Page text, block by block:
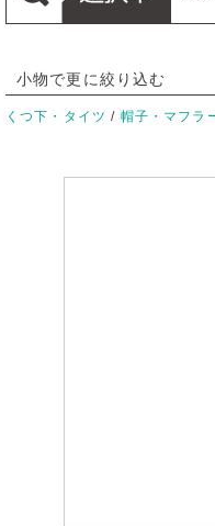
小物で更に絞り込む
くつ下・タイツ / 帽子・マフラ